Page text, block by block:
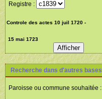
Registre :
Recherche dans d'autres bases
Paroisse ou commune souhaitée :